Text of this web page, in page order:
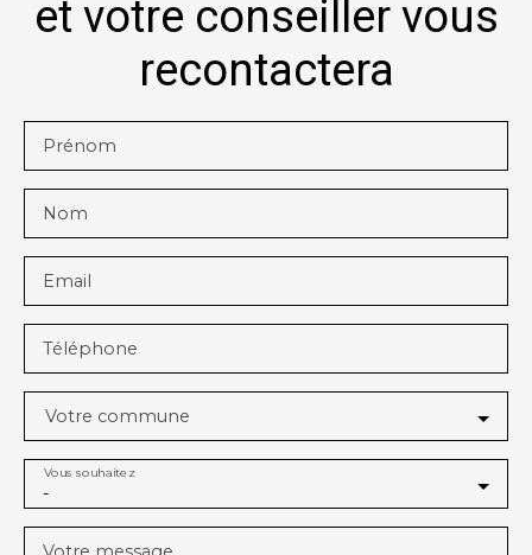
et votre conseiller vous
recontactera
Prénom
Nom
Email
Téléphone
Votre commune
-
Vous souhaitez